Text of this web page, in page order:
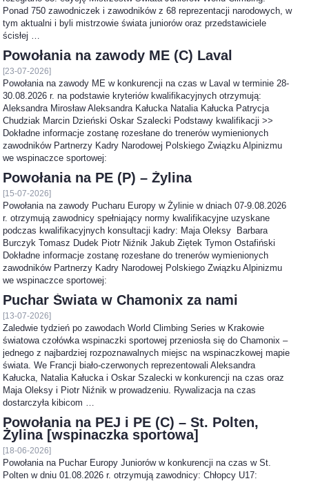
Ponad 750 zawodniczek i zawodników z 68 reprezentacji narodowych, w
tym aktualni i byli mistrzowie świata juniorów oraz przedstawiciele
ścisłej …
Powołania na zawody ME (C) Laval
[23-07-2026]
Powołania na zawody ME w konkurencji na czas w Laval w terminie 28-
30.08.2026 r. na podstawie kryteriów kwalifikacyjnych otrzymują:
Aleksandra Mirosław Aleksandra Kałucka Natalia Kałucka Patrycja
Chudziak Marcin Dzieński Oskar Szalecki Podstawy kwalifikacji >>
Dokładne informacje zostanę rozesłane do trenerów wymienionych
zawodników Partnerzy Kadry Narodowej Polskiego Związku Alpinizmu
we wspinaczce sportowej:
Powołania na PE (P) – Żylina
[15-07-2026]
Powołania na zawody Pucharu Europy w Żylinie w dniach 07-9.08.2026
r. otrzymują zawodnicy spełniający normy kwalifikacyjne uzyskane
podczas kwalifikacyjnych konsultacji kadry: Maja Oleksy Barbara
Burczyk Tomasz Dudek Piotr Niźnik Jakub Ziętek Tymon Ostafiński
Dokładne informacje zostanę rozesłane do trenerów wymienionych
zawodników Partnerzy Kadry Narodowej Polskiego Związku Alpinizmu
we wspinaczce sportowej:
Puchar Świata w Chamonix za nami
[13-07-2026]
Zaledwie tydzień po zawodach World Climbing Series w Krakowie
światowa czołówka wspinaczki sportowej przeniosła się do Chamonix –
jednego z najbardziej rozpoznawalnych miejsc na wspinaczkowej mapie
świata. We Francji biało-czerwonych reprezentowali Aleksandra
Kałucka, Natalia Kałucka i Oskar Szalecki w konkurencji na czas oraz
Maja Oleksy i Piotr Niźnik w prowadzeniu. Rywalizacja na czas
dostarczyła kibicom …
Powołania na PEJ i PE (C) – St. Polten,
Żylina [wspinaczka sportowa]
[18-06-2026]
Powołania na Puchar Europy Juniorów w konkurencji na czas w St.
Polten w dniu 01.08.2026 r. otrzymują zawodnicy: Chłopcy U17: